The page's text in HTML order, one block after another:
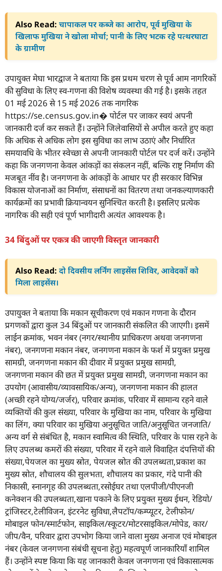
Also Read: चापाकल पर कब्जे का आरोप, पूर्व मुखिया के
खिलाफ मुखिया ने खोला मोर्चा; पानी के लिए भटक रहे पत्थरघाटा
के ग्रामीण
उपायुक्त मेघा भारद्वाज ने बताया कि इस प्रथम चरण से पूर्व आम नागरिकों
की सुविधा के लिए स्व-गणना की विशेष व्यवस्था की गई है। इसके तहत
01 मई 2026 से 15 मई 2026 तक नागरिक
https://se.census.gov.in⁠� पोर्टल पर जाकर स्वयं अपनी
जानकारी दर्ज कर सकते हैं। उन्होंने जिलेवासियों से अपील करते हुए कहा
कि अधिक से अधिक लोग इस सुविधा का लाभ उठाएं और निर्धारित
समयावधि के भीतर स्वेच्छा से अपनी जानकारी पोर्टल पर दर्ज करें। उन्होंने
कहा कि जनगणना केवल आंकड़ों का संकलन नहीं, बल्कि राष्ट्र निर्माण की
मजबूत नींव है। जनगणना के आंकड़ों के आधार पर ही सरकार विभिन्न
विकास योजनाओं का निर्माण, संसाधनों का वितरण तथा जनकल्याणकारी
कार्यक्रमों का प्रभावी क्रियान्वयन सुनिश्चित करती है। इसलिए प्रत्येक
नागरिक की सही एवं पूर्ण भागीदारी अत्यंत आवश्यक है।
34 बिंदुओं पर एकत्र की जाएगी विस्तृत जानकारी
Also Read: दो दिवसीय लर्निंग लाइसेंस शिविर, आवेदकों को
मिला लाइसेंस।
उपायुक्त ने बताया कि मकान सूचीकरण एवं मकान गणना के दौरान
प्रगणकों द्वारा कुल 34 बिंदुओं पर जानकारी संकलित की जाएगी। इसमें
लाईन क्रमांक, भवन नंबर (नगर/स्थानीय प्राधिकरण अथवा जनगणना
नंबर), जनगणना मकान नंबर, जनगणना मकान के फर्श में प्रयुक्त प्रमुख
सामग्री, जनगणना मकान की दीवार में प्रयुक्त प्रमुख सामग्री,
जनगणना मकान की छत में प्रयुक्त प्रमुख सामग्री, जनगणना मकान का
उपयोग (आवासीय/व्यावसायिक/अन्य), जनगणना मकान की हालत
(अच्छी रहने योग्य/जर्जर), परिवार क्रमांक, परिवार में सामान्य रहने वाले
व्यक्तियों की कुल संख्या, परिवार के मुखिया का नाम, परिवार के मुखिया
का लिंग, क्या परिवार का मुखिया अनुसूचित जाति/अनुसूचित जनजाति/
अन्य वर्ग से संबंधित है, मकान स्वामित्व की स्थिति, परिवार के पास रहने के
लिए उपलब्ध कमरों की संख्या, परिवार में रहने वाले विवाहित दंपत्तियों की
संख्या,पेयजल का मुख्य स्रोत, पेयजल स्रोत की उपलब्धता,प्रकाश का
मुख्य स्रोत, शौचालय की सुलभता, शौचालय का प्रकार, गंदे पानी की
निकासी, स्नानगृह की उपलब्धता,रसोईघर तथा एलपीजी/पीएनजी
कनेक्शन की उपलब्धता,खाना पकाने के लिए प्रयुक्त मुख्य ईधन, रेडियो/
ट्रांजिस्टर,टेलीविजन, इंटरनेट सुविधा,लैपटॉप/कम्प्यूटर, टेलीफोन/
मोबाइल फोन/स्मार्टफोन, साइकिल/स्कूटर/मोटरसाइकिल/मोपेड, कार/
जीप/वैन, परिवार द्वारा उपभोग किया जाने वाला मुख्य अनाज एवं मोबाइल
नंबर (केवल जनगणना संबंधी सूचना हेतु) महत्वपूर्ण जानकारियाँ शामिल
हैं। उन्होंने स्पष्ट किया कि यह जानकारी केवल जनगणना एवं विकासात्मक